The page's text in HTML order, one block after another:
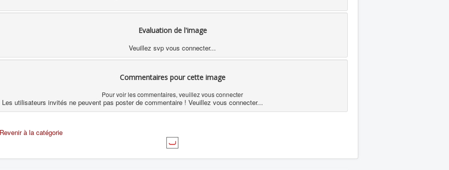
Evaluation de l'image
Veuillez svp vous connecter...
Commentaires pour cette image
Pour voir les commentaires, veuillez vous connecter
Les utilisateurs invités ne peuvent pas poster de commentaire ! Veuillez vous connecter...
Revenir à la catégorie